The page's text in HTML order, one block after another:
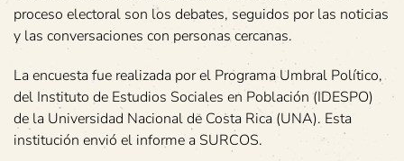
proceso electoral son los debates, seguidos por las noticias
y las conversaciones con personas cercanas.
La encuesta fue realizada por el Programa Umbral Político,
del Instituto de Estudios Sociales en Población (IDESPO)
de la Universidad Nacional de Costa Rica (UNA). Esta
institución envió el informe a SURCOS.